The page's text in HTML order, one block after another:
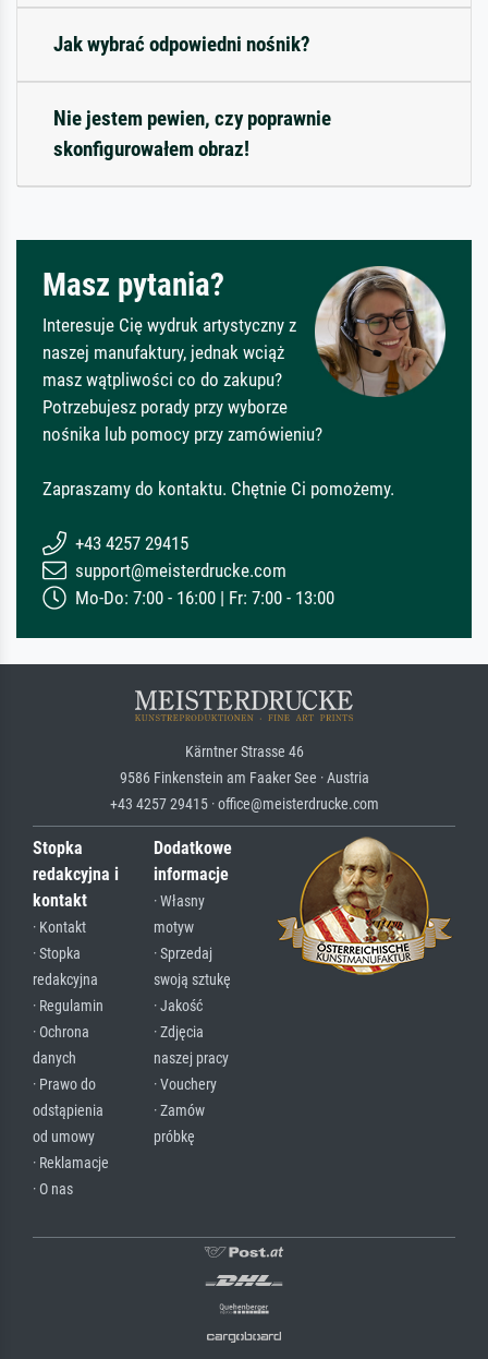
Jak wybrać odpowiedni nośnik?
Nie jestem pewien, czy poprawnie
skonfigurowałem obraz!
Masz pytania?
Interesuje Cię wydruk artystyczny z
naszej manufaktury, jednak wciąż
masz wątpliwości co do zakupu?
Potrzebujesz porady przy wyborze
nośnika lub pomocy przy zamówieniu?
Zapraszamy do kontaktu. Chętnie Ci pomożemy.
+43 4257 29415
support@meisterdrucke.com
Mo-Do: 7:00 - 16:00 | Fr: 7:00 - 13:00
Kärntner Strasse 46
9586 Finkenstein am Faaker See · Austria
+43 4257 29415 · office@meisterdrucke.com
Stopka
redakcyjna i
kontakt
· Kontakt
· Stopka
redakcyjna
· Regulamin
· Ochrona
danych
· Prawo do
odstąpienia
od umowy
· Reklamacje
· O nas
Dodatkowe
informacje
· Własny
motyw
· Sprzedaj
swoją sztukę
· Jakość
· Zdjęcia
naszej pracy
· Vouchery
· Zamów
próbkę